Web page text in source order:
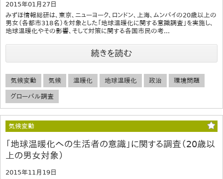
2015年01月27日
みずほ情報総研は、東京、ニューヨーク、ロンドン、上海、ムンバイの20歳以上の
男女（各都市318名）を対象とした「地球温暖化に関する意識調査」を実施し、
地球温暖化やその影響、そして対策に関する各国市民の考...
続きを読む
気候変動 気候 温暖化 地球温暖化 政治 環境問題
グローバル調査
気候変動
「地球温暖化への生活者の意識」に関する調査（20歳以
上の男女対象）
2015年11月19日